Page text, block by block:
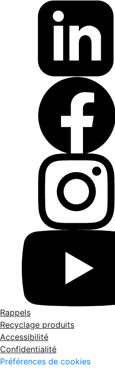
Rappels
Recyclage produits
Accessibilité
Confidentialité
Préférences de cookies